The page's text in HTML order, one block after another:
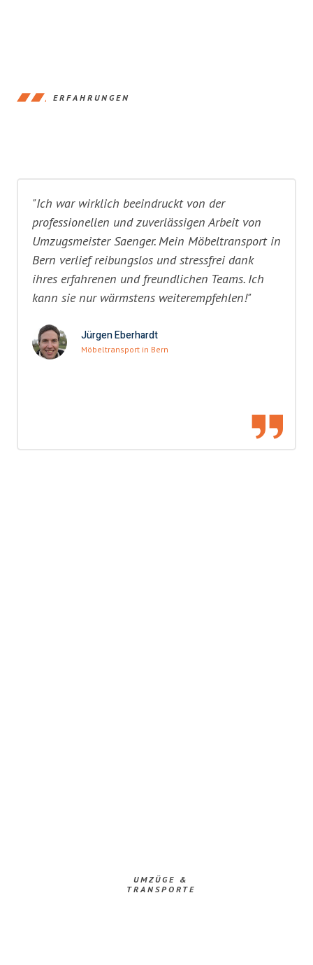
ERFAHRUNGEN
"Ich war wirklich beeindruckt von der
professionellen und zuverlässigen Arbeit von
Umzugsmeister Saenger. Mein Möbeltransport in
Bern verlief reibungslos und stressfrei dank
ihres erfahrenen und freundlichen Teams. Ich
kann sie nur wärmstens weiterempfehlen!"
Jürgen Eberhardt
Möbeltransport in Bern
UMZÜGE &
TRANSPORTE